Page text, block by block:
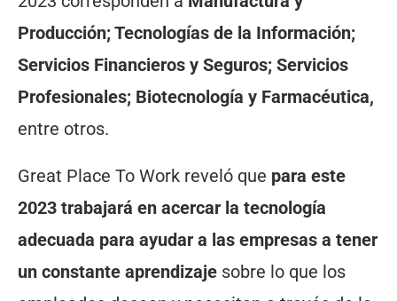
Producción; Tecnologías de la Información;
Servicios Financieros y Seguros; Servicios
Profesionales; Biotecnología y Farmacéutica,
entre otros.
Great Place To Work reveló que para este
2023 trabajará en acercar la tecnología
adecuada para ayudar a las empresas a tener
un constante aprendizaje sobre lo que los